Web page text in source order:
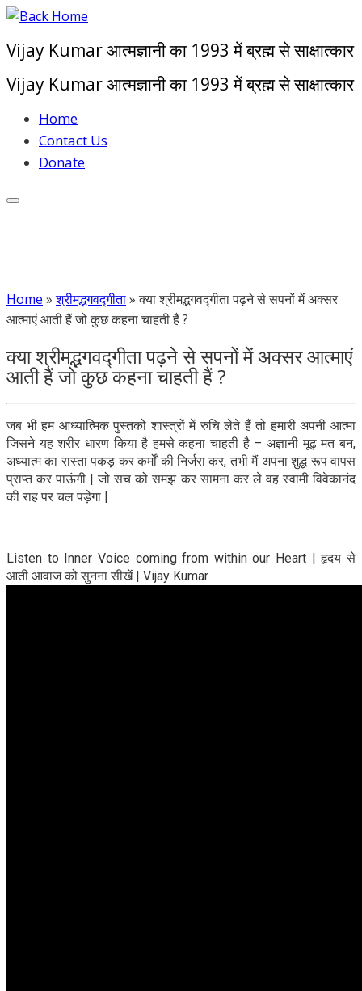
Skip
content
Vijay Kumar आत्मज्ञानी का 1993 में ब्रह्म से साक्षात्कार
Vijay Kumar आत्मज्ञानी का 1993 में ब्रह्म से साक्षात्कार
Home
Contact Us
Donate
Home » श्रीमद्भगवद्गीता» क्या श्रीमद्भगवद्गीता पढ़ने से सपनों में अक्सर
आत्माएं आती हैं जो कुछ कहना चाहती हैं ?
क्या श्रीमद्भगवद्गीता पढ़ने से सपनों में अक्सर आत्माएं
आती हैं जो कुछ कहना चाहती हैं ?
जब भी हम आध्यात्मिक पुस्तकों शास्त्रों में रुचि लेते हैं तो हमारी अपनी आत्मा
जिसने यह शरीर धारण किया है हमसे कहना चाहती है – अज्ञानी मूढ़ मत बन,
अध्यात्म का रास्ता पकड़ कर कर्मों की निर्जरा कर, तभी मैं अपना शुद्ध रूप वापस
प्राप्त कर पाऊंगी | जो सच को समझ कर सामना कर ले वह स्वामी विवेकानंद
की राह पर चल पड़ेगा |
Listen to Inner Voice coming from within our Heart | हृदय से
आती आवाज को सुनना सीखें | Vijay Kumar